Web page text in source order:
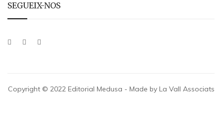
SEGUEIX-NOS
Copyright © 2022 Editorial Medusa - Made by La Vall Associats